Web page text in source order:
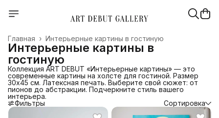
Интерьерные картины в гостиную
Главная ›
Интерьерные картины в
гостиную
Коллекция ART DEBUT «Интерьерные картины» — это
современные картины на холсте для гостиной. Размер
30х45 см. Латексная печать. Выберите свой сюжет: от
пионов до абстракции. Подчеркните стиль вашего
интерьера.
Фильтры
Сортировка